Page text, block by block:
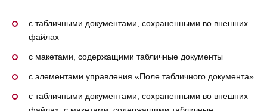
с табличными документами, сохраненными во внешних
файлах
с макетами, содержащими табличные документы
с элементами управления «Поле табличного документа»
с табличными документами, сохраненными во внешних